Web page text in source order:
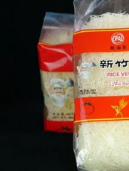
PLAN
SITE
PRIVACY